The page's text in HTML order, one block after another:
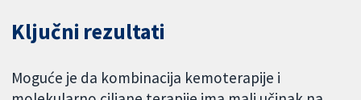
Ključni rezultati
Moguće je da kombinacija kemoterapije i